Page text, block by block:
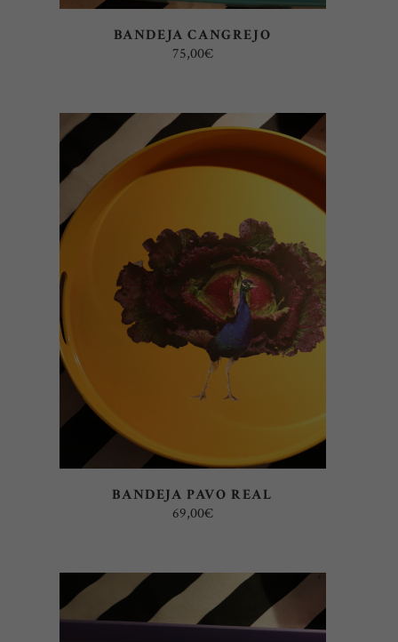
BANDEJA CANGREJO
75,00€
AÑADIR AL CARRITO
BANDEJA PAVO REAL
69,00€